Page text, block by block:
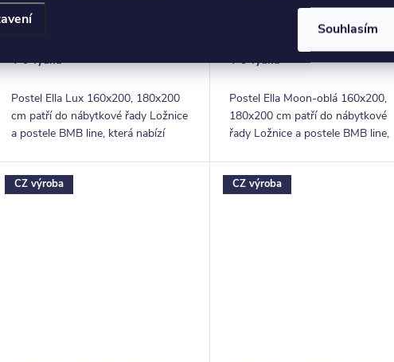
Souhlasím
DPH
od16 229
4-6 Týdnů
Postel Ella Lux 160x200, 180x200
cm patří do nábytkové řady Ložnice
a postele BMB line, která nabízí
a...
4-6 Týdnů
ZOBRAZIT
Postel Ella Moon-oblá 160x200,
180x200 cm patří do nábytkové
řady Ložnice a postele BMB line,
originálním,...
CZ výroba CZ výroba